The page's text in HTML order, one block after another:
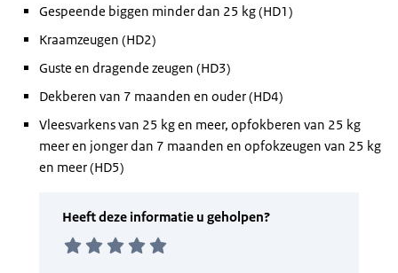
Gespeende biggen minder dan 25 kg (HD1)
Kraamzeugen (HD2)
Guste en dragende zeugen (HD3)
Dekberen van 7 maanden en ouder (HD4)
Vleesvarkens van 25 kg en meer, opfokberen van 25 kg
meer en jonger dan 7 maanden en opfokzeugen van 25 kg
en meer (HD5)